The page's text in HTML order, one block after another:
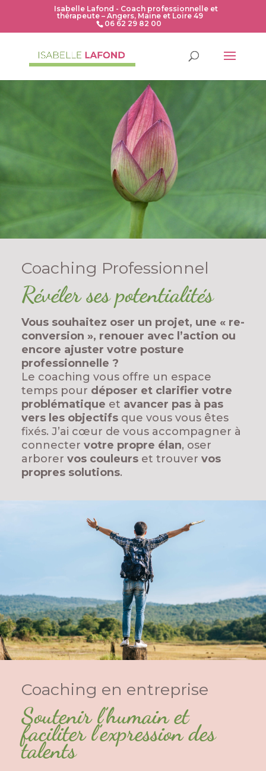
Isabelle Lafond - Coach professionnelle et
thérapeute – Angers, Maine et Loire 49
06 62 29 82 00
Coaching Professionnel
Révéler ses potentialités
Vous souhaitez oser un projet, une « re-
conversion », renouer avec l’action ou
encore ajuster votre posture
professionnelle ?
Le coaching vous offre un espace
temps pour déposer et clarifier votre
problématique et avancer pas à pas
vers les objectifsque vous vous êtes
fixés. J’ai cœur de vous accompagner à
connecter votre propre élan, oser
arborer vos couleurset trouver vos
propres solutions.
Coaching en entreprise
Soutenir l’humain et
faciliter l’expression des
talents